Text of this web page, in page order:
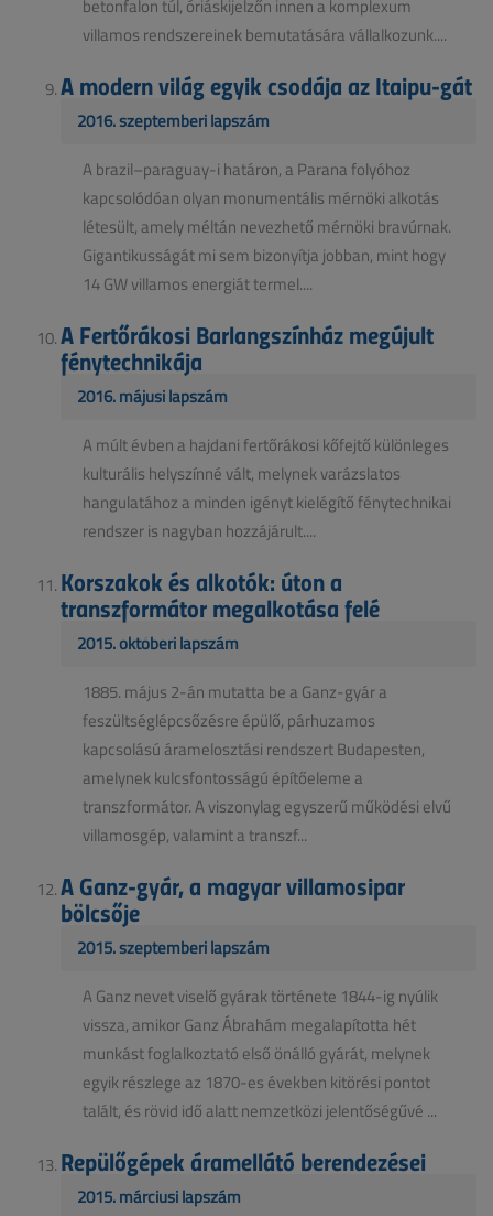
betonfalon túl, óriáskijelzőn innen a komplexum
villamos rendszereinek bemutatására vállalkozunk....
A modern világ egyik csodája az Itaipu-gát
2016. szeptemberi lapszám
A brazil–paraguay-i határon, a Parana folyóhoz
kapcsolódóan olyan monumentális mérnöki alkotás
létesült, amely méltán nevezhető mérnöki bravúrnak.
Gigantikusságát mi sem bizonyítja jobban, mint hogy
14 GW villamos energiát termel....
A Fertőrákosi Barlangszínház megújult
fénytechnikája
2016. májusi lapszám
A múlt évben a hajdani fertőrákosi kőfejtő különleges
kulturális helyszínné vált, melynek varázslatos
hangulatához a minden igényt kielégítő fénytechnikai
rendszer is nagyban hozzájárult....
Korszakok és alkotók: úton a
transzformátor megalkotása felé
2015. októberi lapszám
1885. május 2-án mutatta be a Ganz-gyár a
feszültséglépcsőzésre épülő, párhuzamos
kapcsolású áramelosztási rendszert Budapesten,
amelynek kulcsfontosságú építőeleme a
transzformátor. A viszonylag egyszerű működési elvű
villamosgép, valamint a transzf...
A Ganz-gyár, a magyar villamosipar
bölcsője
2015. szeptemberi lapszám
A Ganz nevet viselő gyárak története 1844-ig nyúlik
vissza, amikor Ganz Ábrahám megalapította hét
munkást foglalkoztató első önálló gyárát, melynek
egyik részlege az 1870-es években kitörési pontot
talált, és rövid idő alatt nemzetközi jelentőségűvé ...
Repülőgépek áramellátó berendezései
2015. márciusi lapszám